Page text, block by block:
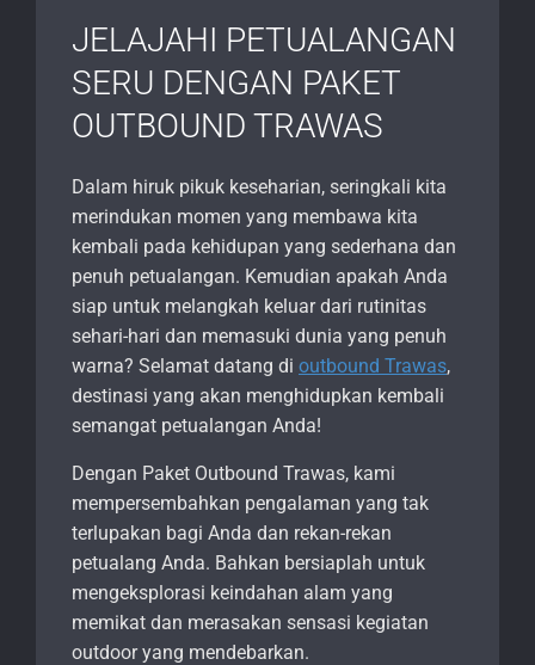
JELAJAHI PETUALANGAN
SERU DENGAN PAKET
OUTBOUND TRAWAS
Dalam hiruk pikuk keseharian, seringkali kita
merindukan momen yang membawa kita
kembali pada kehidupan yang sederhana dan
penuh petualangan. Kemudian apakah Anda
siap untuk melangkah keluar dari rutinitas
sehari-hari dan memasuki dunia yang penuh
warna? Selamat datang di outbound Trawas,
destinasi yang akan menghidupkan kembali
semangat petualangan Anda!
Dengan Paket Outbound Trawas, kami
mempersembahkan pengalaman yang tak
terlupakan bagi Anda dan rekan-rekan
petualang Anda. Bahkan bersiaplah untuk
mengeksplorasi keindahan alam yang
memikat dan merasakan sensasi kegiatan
outdoor yang mendebarkan.